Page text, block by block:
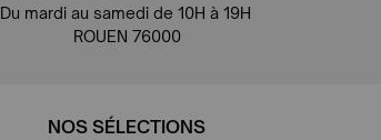
Du mardi au samedi de 10H à 19H
ROUEN 76000
NOS SÉLECTIONS